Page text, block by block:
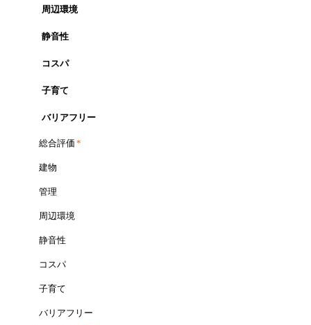
周辺環境
静音性
コスパ
子育て
バリアフリー
総合評価 *
建物
管理
周辺環境
静音性
コスパ
子育て
バリアフリー